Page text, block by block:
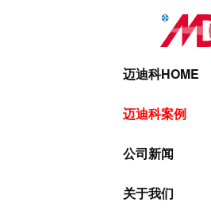
迈迪科HOME
迈迪科案例
公司新闻
关于我们